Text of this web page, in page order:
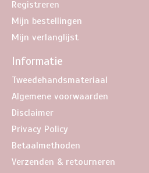
Registreren
Mijn bestellingen
Mijn verlanglijst
Informatie
Tweedehandsmateriaal
Algemene voorwaarden
Disclaimer
Privacy Policy
Betaalmethoden
Verzenden & retourneren